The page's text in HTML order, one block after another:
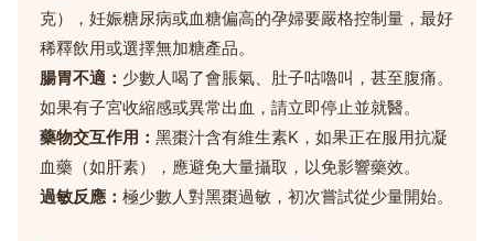
克），妊娠糖尿病或血糖偏高的孕婦要嚴格控制量，最好
稀釋飲用或選擇無加糖產品。
腸胃不適： 少數人喝了會脹氣、肚子咕嚕叫，甚至腹痛。
如果有子宮收縮感或異常出血，請立即停止並就醫。
藥物交互作用： 黑棗汁含有維生素K，如果正在服用抗凝
血藥（如肝素），應避免大量攝取，以免影響藥效。
過敏反應： 極少數人對黑棗過敏，初次嘗試從少量開始。